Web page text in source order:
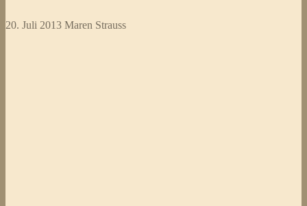
20. Juli 2013 Maren Strauss